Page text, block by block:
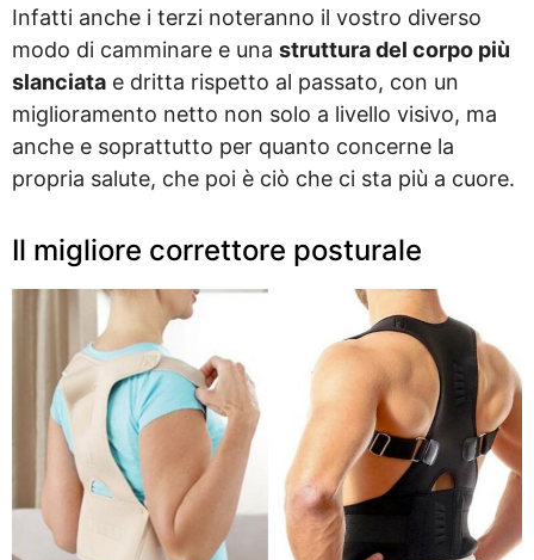
Infatti anche i terzi noteranno il vostro diverso
modo di camminare e una struttura del corpo più
slanciata e dritta rispetto al passato, con un
miglioramento netto non solo a livello visivo, ma
anche e soprattutto per quanto concerne la
propria salute, che poi è ciò che ci sta più a cuore.
Il migliore correttore posturale